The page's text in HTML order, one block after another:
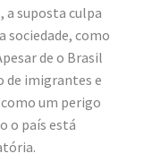
a suposta culpa
sociedade, como
de o Brasil
de imigrantes e
um perigo
o país está